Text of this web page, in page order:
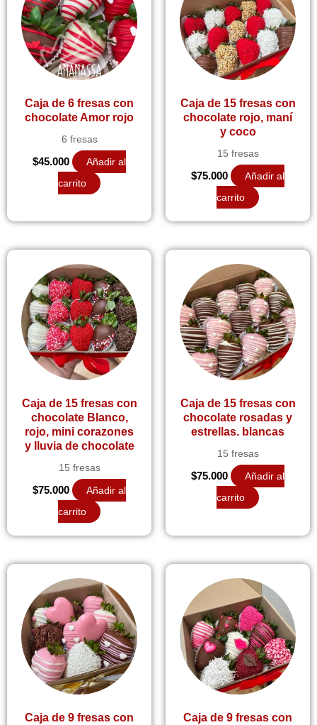
Caja de 6 fresas con
chocolate Amor rojo
6 fresas
$45.000
Añadir al
carrito
Caja de 15 fresas con
chocolate rojo, maní
y coco
15 fresas
$75.000
Añadir al
carrito
Caja de 15 fresas con
chocolate Blanco,
rojo, mini corazones
y lluvia de chocolate
15 fresas
$75.000
Añadir al
carrito
Caja de 15 fresas con
chocolate rosadas y
estrellas. blancas
15 fresas
$75.000
Añadir al
carrito
Caja de 9 fresas con
Caja de 9 fresas con